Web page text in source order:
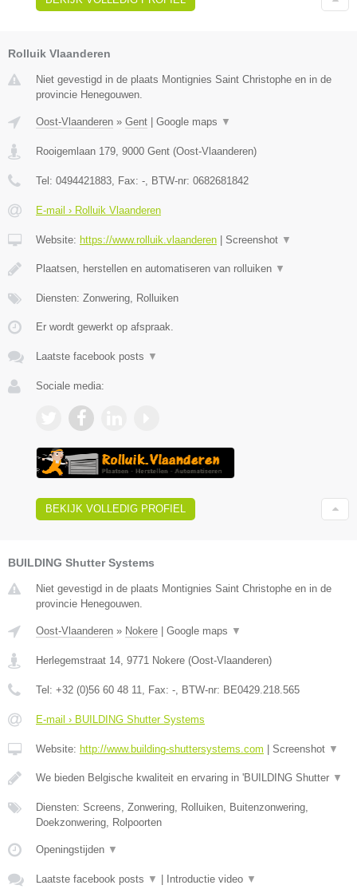
Rolluik Vlaanderen
Niet gevestigd in de plaats Montignies Saint Christophe en in de
provincie Henegouwen.
Oost-Vlaanderen » Gent Google maps ▼
Rooigemlaan 179, 9000 Gent (Oost-Vlaanderen)
Tel: 0494421883, Fax: -, BTW-nr: 0682681842
E-mail › Rolluik Vlaanderen
Website: https://www.rolluik.vlaanderen Screenshot ▼
Plaatsen, herstellen en automatiseren van rolluiken ▼
Diensten: Zonwering, Rolluiken
Er wordt gewerkt op afspraak.
Laatste facebook posts ▼
Sociale media:
BEKIJK VOLLEDIG PROFIEL
BUILDING Shutter Systems
Niet gevestigd in de plaats Montignies Saint Christophe en in de
provincie Henegouwen.
Oost-Vlaanderen » Nokere Google maps ▼
Herlegemstraat 14 9771 Nokere (Oost-Vlaanderen)
Tel: +32 (0)56 60 48 11 , Fax: - , BTW-nr: BE0429.218.565
E-mail › BUILDING Shutter Systems
Website: http://www.building-shuttersystems.com Screenshot ▼
We bieden Belgische kwaliteit en ervaring in 'BUILDING Shutter ▼
Diensten: Screens, Zonwering, Rolluiken, Buitenzonwering,
Doekzonwering, Rolpoorten
Openingstijden ▼
Laatste facebook posts ▼ Introductie video ▼